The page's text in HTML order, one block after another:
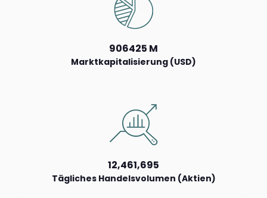
906425 M
Marktkapitalisierung (USD)
12,461,695
Tägliches Handelsvolumen (Aktien)